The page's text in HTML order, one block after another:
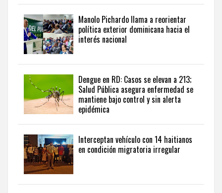
desde
una
perspectiva
internacional,
visite
the
latest
news
the
Dominican
English.
Manolo Pichardo llama a reorientar
política exterior dominicana hacia el
interés nacional
Dengue en RD: Casos se elevan a 213;
Salud Pública asegura enfermedad se
mantiene bajo control y sin alerta
epidémica
Interceptan vehículo con 14 haitianos
en condición migratoria irregular